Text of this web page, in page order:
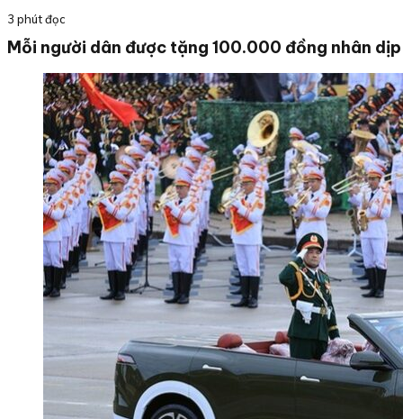
3 phút đọc
Mỗi người dân được tặng 100.000 đồng nhân